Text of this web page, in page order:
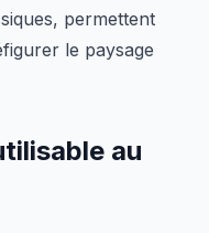
permettent
le paysage
au